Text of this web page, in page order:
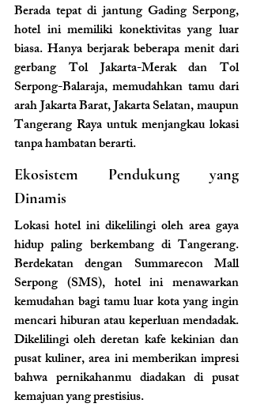
Berada tepat di jantung Gading Serpong,
hotel ini memiliki konektivitas yang luar
biasa. Hanya berjarak beberapa menit dari
gerbang Tol Jakarta-Merak dan Tol
Serpong-Balaraja, memudahkan tamu dari
arah Jakarta Barat, Jakarta Selatan, maupun
Tangerang Raya untuk menjangkau lokasi
tanpa hambatan berarti.
Ekosistem Pendukung yang
Dinamis
Lokasi hotel ini dikelilingi oleh area gaya
hidup paling berkembang di Tangerang.
Berdekatan dengan Summarecon Mall
Serpong (SMS), hotel ini menawarkan
kemudahan bagi tamu luar kota yang ingin
mencari hiburan atau keperluan mendadak.
Dikelilingi oleh deretan kafe kekinian dan
pusat kuliner, area ini memberikan impresi
bahwa pernikahanmu diadakan di pusat
kemajuan yang prestisius.